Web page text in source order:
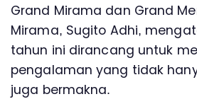
Grand Mirama dan Grand
Mirama, Sugito Adhi,
tahun ini dirancang untuk
pengalaman yang tidak
juga bermakna.